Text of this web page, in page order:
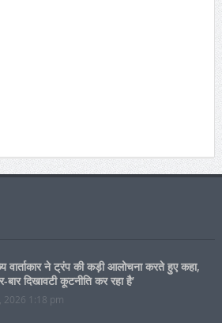
वार्ताकार ने ट्रंप की कड़ी आलोचना करते हुए कहा,
बार दिखावटी कूटनीति कर रहा है’
2026 1:18 pm